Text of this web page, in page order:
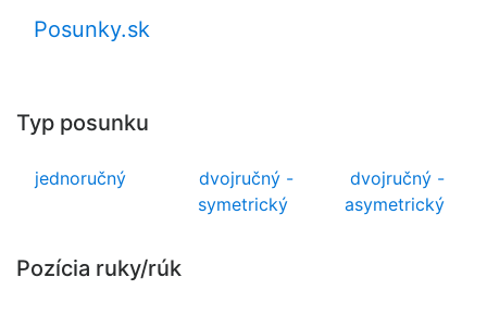
Posunky.sk
Typ posunku
jednoručný
dvojručný -
symetrický
dvojručný -
asymetrický
Pozícia ruky/rúk